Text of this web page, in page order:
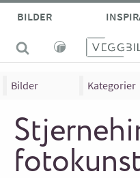
BILDER
Bilder Kategorier